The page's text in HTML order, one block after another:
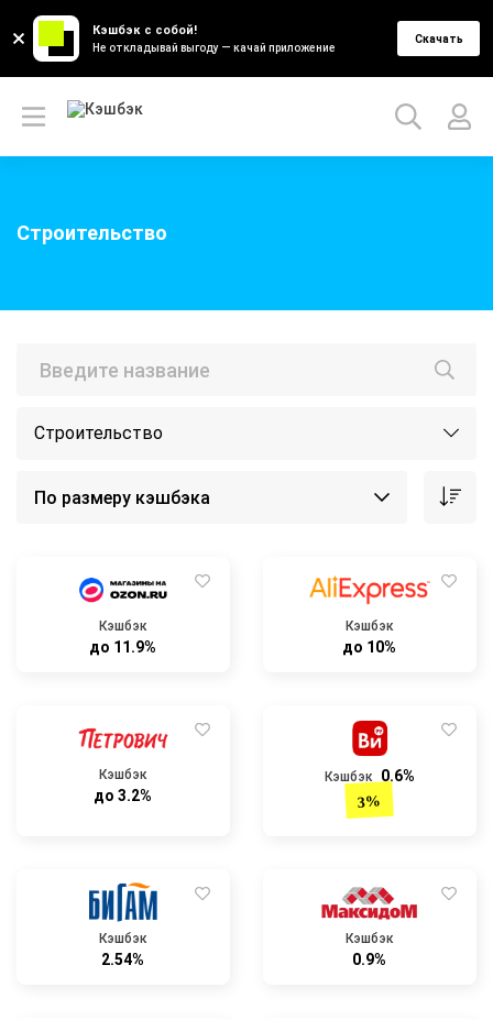
Кэшбэк с собой!
Не откладывай выгоду — качай приложение
Скачать
Строительство
Строительство
Кэшбэк
до 11.9%
Кэшбэк
до 10%
Кэшбэк
до 3.2%
Кэшбэк 0.6%
3%
Кэшбэк
2.54%
Кэшбэк
0.9%